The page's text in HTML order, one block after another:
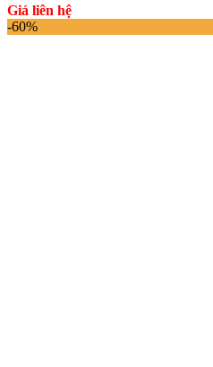
Giá liên hệ
-60%